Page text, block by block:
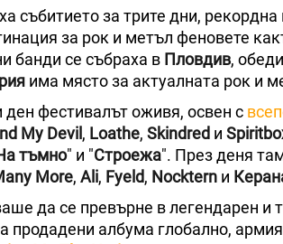
събитието за трите дни,
за рок и метъл феновете
банди се събраха в Пловдив,
има място за актуалната рок и
фестивалът оживя, освен с
My Devil, Loathe, Skindred и
тъмно" и "Строежа". През деня
More, Ali, Fyeld, Nocktern и
да се превърне в легендарен и
продадени албума глобално,